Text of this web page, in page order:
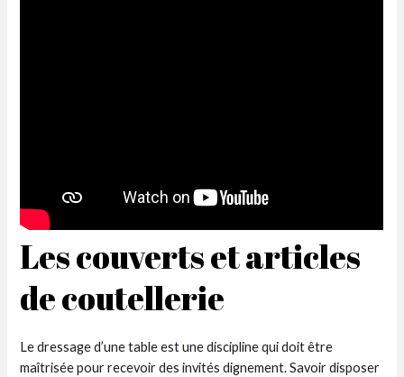
Les couverts et articles
de coutellerie
Le dressage d’une table est une discipline qui doit être
maîtrisée pour recevoir des invités dignement. Savoir disposer